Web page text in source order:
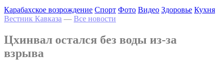
Карабахское возрождение Спорт Фото Видео Здоровье Кухня
Вестник Кавказа — Все новости
Цхинвал остался без воды из-за
взрыва